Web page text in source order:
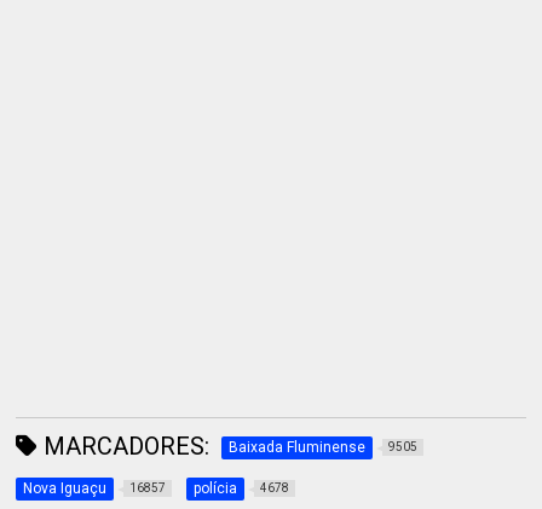
MARCADORES: Baixada Fluminense 9505
Nova Iguaçu 16857 polícia 4678